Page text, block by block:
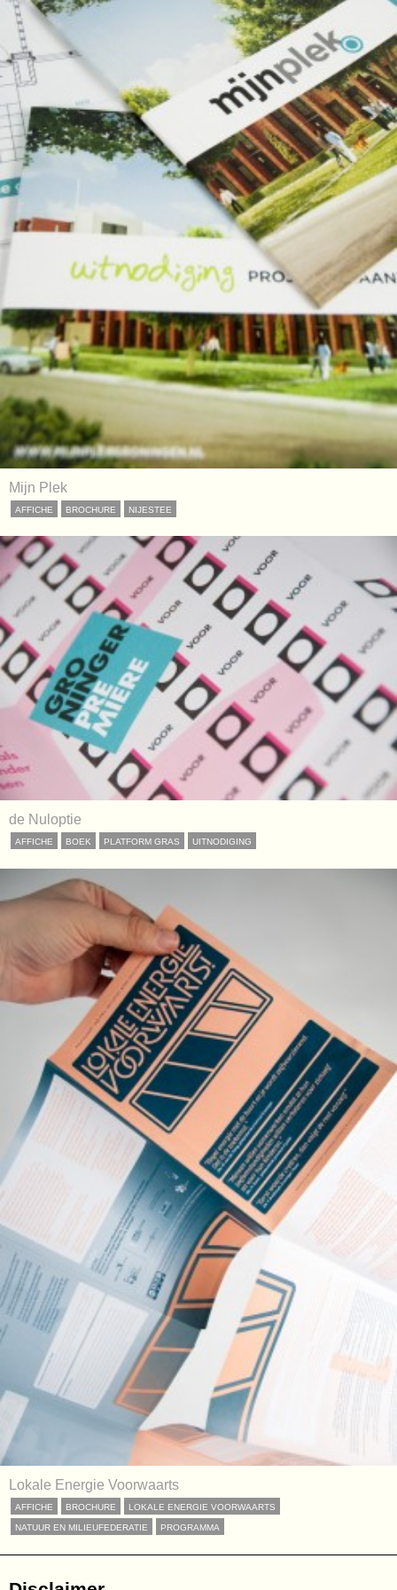
Mijn Plek
AFFICHE BROCHURE NIJESTEE
de Nuloptie
AFFICHE BOEK PLATFORM GRAS UITNODIGING
Lokale Energie Voorwaarts
AFFICHE BROCHURE LOKALE ENERGIE VOORWAARTS
NATUUR EN MILIEUFEDERATIE PROGRAMMA